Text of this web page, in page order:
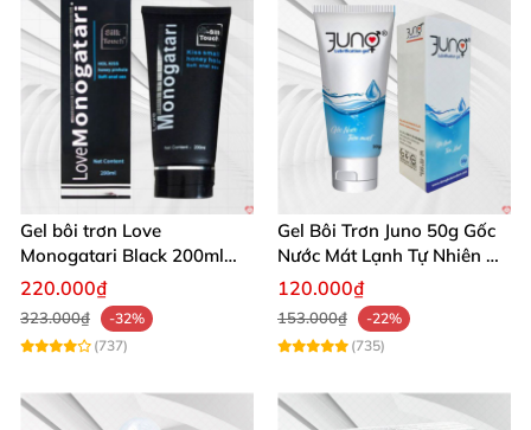
Gel bôi trơn Love
Monogatari Black 200ml
gốc nước không mùi an
220.000₫
323.000₫
-32%
(737)
Gel Bôi Trơn Juno 50g Gốc
Nước Mát Lạnh Tự Nhiên An
Toàn
120.000₫
153.000₫
-22%
(735)